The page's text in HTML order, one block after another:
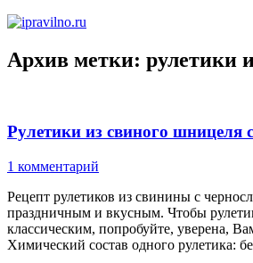
Архив метки: рулетики
Рулетики из свиного шницеля
1 комментарий
Рецепт рулетиков из свинины с
праздничным и вкусным. Чтобы
классическим, попробуйте, уверена,
Химический состав одного